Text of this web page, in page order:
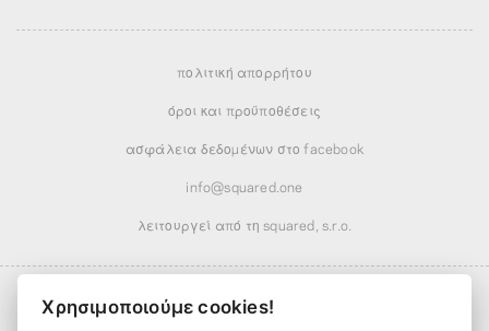
πολιτική απορρήτου
όροι και προϋποθέσεις
ασφάλεια δεδομένων στο facebook
info@squared.one
λειτουργεί από τη squared, s.r.o.
Χρησιμοποιούμε cookies!